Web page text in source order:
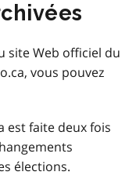
site Web officiel du
vous pouvez
est faite deux fois
élections.